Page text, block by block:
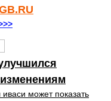
может показать